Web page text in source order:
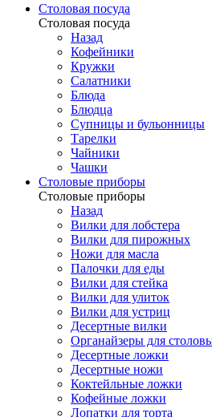
Столовая посуда
Столовая посуда
Назад
Кофейники
Кружки
Салатники
Блюда
Блюдца
Супницы и бульонницы
Тарелки
Чайники
Чашки
Cтоловые приборы
Cтоловые приборы
Назад
Вилки для лобстера
Вилки для пирожных
Ножи для масла
Палочки для еды
Вилки для стейка
Вилки для улиток
Вилки для устриц
Десертные вилки
Органайзеры для
Десертные ложки
Десертные ножи
Коктейльные ложки
Кофейные ложки
Лопатки для торта